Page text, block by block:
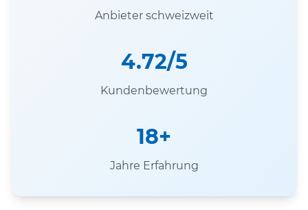
Anbieter schweizweit
4.72/5
Kundenbewertung
18+
Jahre Erfahrung